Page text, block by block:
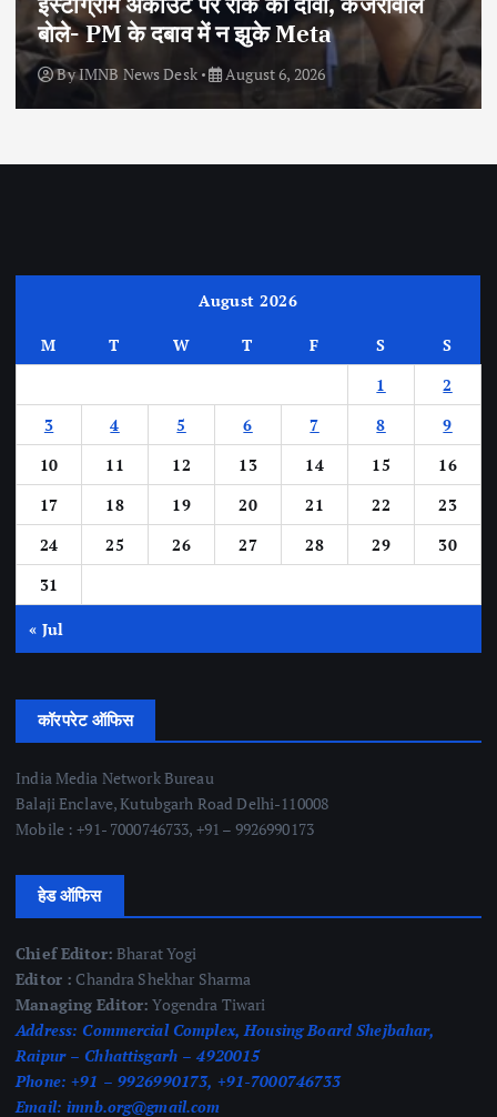
बोले- PM के दबाव में न झुके Meta
ByIMNB News Desk August 6, 2026
August 2026
M T W T F S
S
1
2
3
4 5 6 7 8
9
10
11 12 13 14 15
16
17
18 19 20 21 22
23
24
25 26 27 28 29
30
31
« Jul
कॉरपरेट ऑफिस
India Media Network Bureau
Balaji Enclave, Kutubgarh Road Delhi-110008
Mobile : +91- 7000746733, +91 – 9926990173
हेड ऑफिस
Chief Editor: Bharat Yogi
Editor : Chandra Shekhar Sharma
Managing Editor: Yogendra Tiwari
Address: Commercial Complex, Housing Board Shejbahar,
Raipur – Chhattisgarh – 4920015
Phone: +91 – 9926990173, +91-7000746733
Email: imnb.org@gmail.com